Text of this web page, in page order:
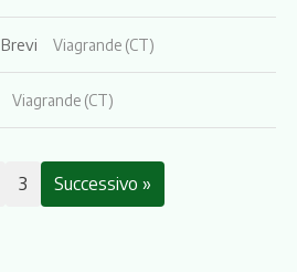
Viagrande (CT)
Viagrande (CT)
3 Successivo »